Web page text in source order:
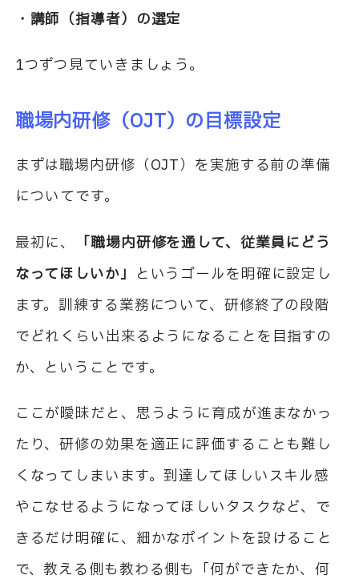
・講師（指導者）の選定
1つずつ見ていきましょう。
職場内研修（OJT）の目標設定
まずは職場内研修（OJT）を実施する前の準備
についてです。
最初に、
「職場内研修を通して、従業員にどう
なってほしいか」 というゴールを明確に設定し
ます。訓練する業務について、研修終了の段階
でどれくらい出来るようになることを目指すの
か、ということです。
ここが曖昧だと、思うように育成が進まなかっ
たり、研修の効果を適正に評価することも難し
くなってしまいます。到達してほしいスキル感
やこなせるようになってほしいタスクなど、で
きるだけ明確に、細かなポイントを設けること
で、教える側も教わる側も「何ができたか、何